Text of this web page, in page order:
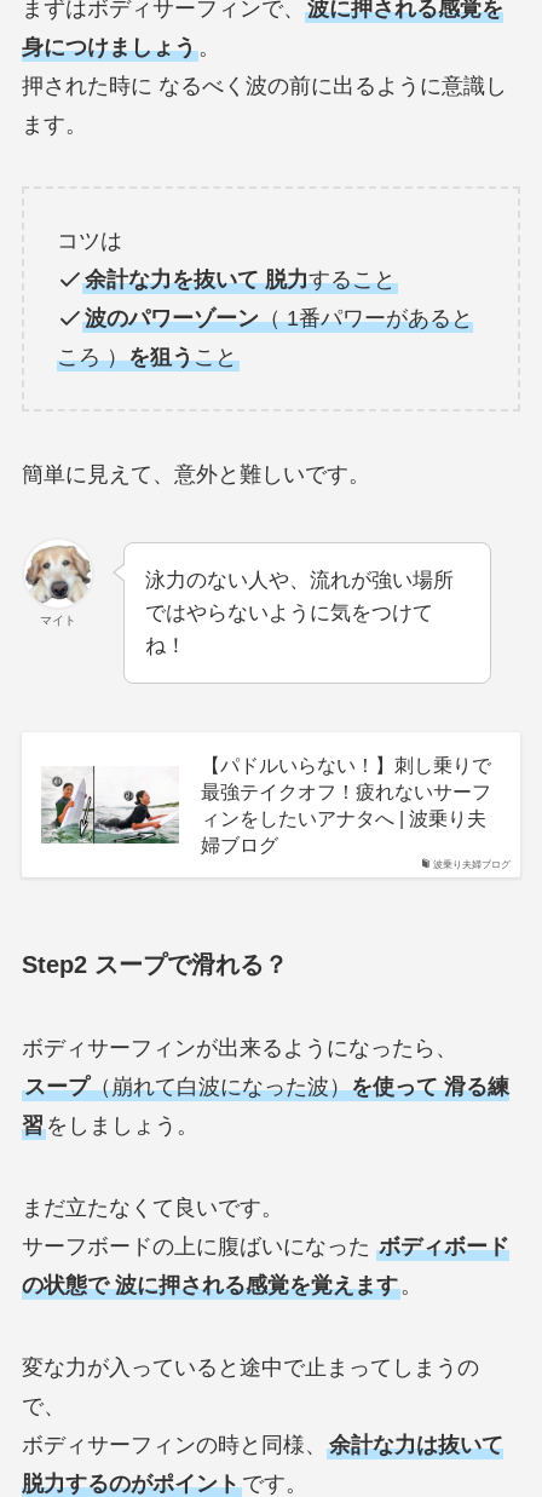
まずはボディサーフィンで、 波に押される感覚を
身につけましょう。
押された時に なるべく波の前に出るように意識し
ます。
コツは
余計な力を抜いて 脱力すること
波のパワーゾーン（ 1番パワーがあると
ころ ）を狙うこと
簡単に見えて、意外と難しいです。
マイト
泳力のない人や、流れが強い場所
ではやらないように気をつけて
ね！
波乗り夫婦ブログ
【パドルいらない！】刺し乗りで
最強テイクオフ！疲れないサーフ
ィンをしたいアナタへ | 波乗り夫
婦ブログ
Step2 スープで滑れる？
ボディサーフィンが出来るようになったら、
スープ（崩れて白波になった波）を使って 滑る練
習をしましょう。
まだ立たなくて良いです。
サーフボードの上に腹ばいになった ボディボード
の状態で 波に押される感覚を覚えます。
変な力が入っていると途中で止まってしまうの
で、
ボディサーフィンの時と同様、 余計な力は抜いて
脱力するのがポイントです。